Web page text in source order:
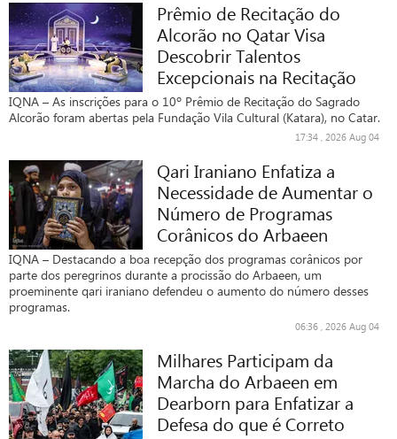
Prêmio de Recitação do
Alcorão no Qatar Visa
Descobrir Talentos
Excepcionais na Recitação
IQNA – As inscrições para o 10º Prêmio de Recitação do Sagrado
Alcorão foram abertas pela Fundação Vila Cultural (Katara), no Catar.
17:34 , 2026 Aug 04
Qari Iraniano Enfatiza a
Necessidade de Aumentar o
Número de Programas
Corânicos do Arbaeen
IQNA – Destacando a boa recepção dos programas corânicos por
parte dos peregrinos durante a procissão do Arbaeen, um
proeminente qari iraniano defendeu o aumento do número desses
programas.
06:36 , 2026 Aug 04
Milhares Participam da
Marcha do Arbaeen em
Dearborn para Enfatizar a
Defesa do que é Correto